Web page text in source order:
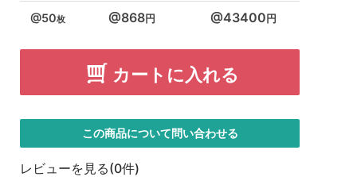
50 868 43400
カートに入れる
この商品について問い合わせる
レビューを見る(0件)